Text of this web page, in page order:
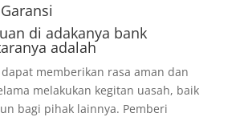
di adakanya bank
adalah
memberikan rasa aman dan
melakukan kegitan uasah, baik
bagi pihak lainnya. Pemberi